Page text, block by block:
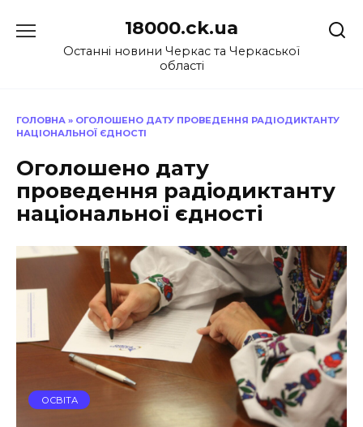
до
18000.ck.ua
Останні новини Черкас та Черкаської
області
ГОЛОВНА » ОГОЛОШЕНО ДАТУ ПРОВЕДЕННЯ РАДІОДИКТАНТУ
НАЦІОНАЛЬНОЇ ЄДНОСТІ
Оголошено дату
проведення радіодиктанту
національної єдності
ОСВІТА